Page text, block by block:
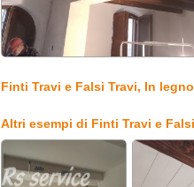
Finti Travi e Falsi Travi, In
Altri esempi di Finti Travi e